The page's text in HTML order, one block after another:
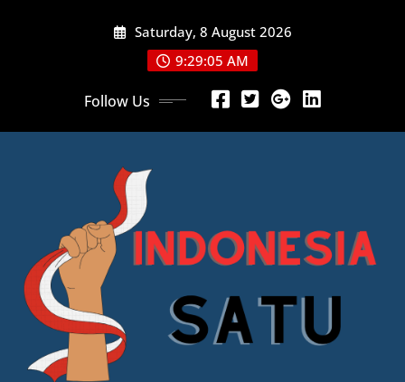
Saturday, 8 August 2026
9:29:06 AM
Follow Us